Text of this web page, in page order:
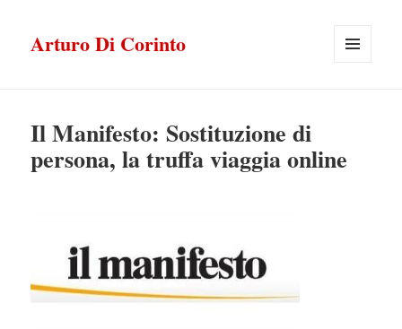
Arturo Di Corinto
Il Manifesto: Sostituzione di
persona, la truffa viaggia online